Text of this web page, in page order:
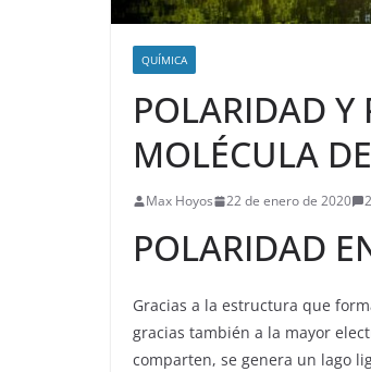
QUÍMICA
POLARIDAD Y
MOLÉCULA
Max Hoyos 22 de enero de 2020
POLARIDAD
Gracias a la estructura que
gracias también a la mayor
comparten, se genera un lago